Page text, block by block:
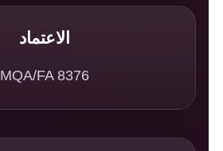
الاعتماد
MQA/FA 8376